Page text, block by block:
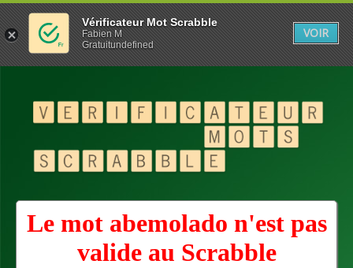
Le mot abemolado n'est pas
valide au Scrabble
Vérificateur Mot Scrabble
Fabien M
Gratuitundefined
VOIR